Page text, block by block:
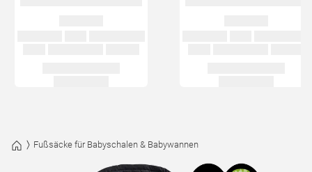
Fußsäcke für Babyschalen & Babywannen